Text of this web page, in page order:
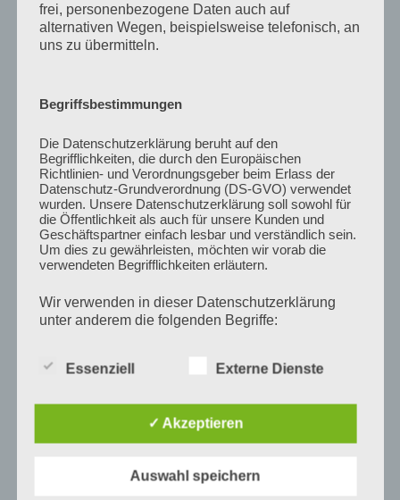
08. Februar 2023, Berliner Morgenpost
Zum Beitrag
07. Februar, Frankfurter Allgemeine Zeitung
Zum Beitrag
Expertenbericht zur Documenta: Was sich ändern
muss
07. Februar 2023, Süddeutsche Zeitung
Zum Beitrag
Antisemitismus“
07. Februar 2023, NDR
frei, personenbezogene Daten auch auf
alternativen Wegen, beispielsweise telefonisch, an
uns zu übermitteln.
Begriffsbestimmungen
Die Datenschutzerklärung beruht auf den
Begrifflichkeiten, die durch den Europäischen
Richtlinien- und Verordnungsgeber beim Erlass der
Datenschutz-Grundverordnung (DS-GVO) verwendet
wurden. Unsere Datenschutzerklärung soll sowohl für
die Öffentlichkeit als auch für unsere Kunden und
Geschäftspartner einfach lesbar und verständlich sein.
Um dies zu gewährleisten, möchten wir vorab die
verwendeten Begrifflichkeiten erläutern.
Wir verwenden in dieser Datenschutzerklärung
unter anderem die folgenden Begriffe:
a) personenbezogene Daten
sich auf eine identifizierte oder identifizierbare
natürliche Person (im Folgenden „betroffene Person")
Essenziell Externe Dienste
✓ Akzeptieren
Auswahl speichern